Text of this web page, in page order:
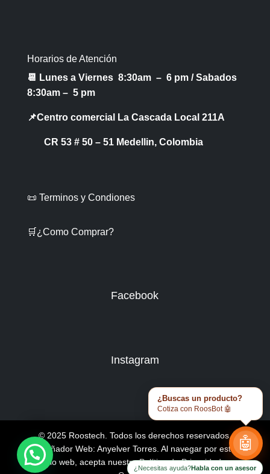
Horarios de Atención
📆 Lunes a Viernes 8:30am – 6 pm /Sabados
8:30am – 5 pm
📌Centro comercial La Cascada Local 211A
CR 53 # 50 – 51 Medellin, Colombia
📜 Terminos y Condiones
🛒¿Como Comprar?
Facebook
Instagram
© 2025 Roostech. Todos los derechos reservados.
Diseñador Web: Anyelver Torres. Al navegar por este
sitio web, acepta nuestraPolítica de Privacidad y
¿Buscas un producto?
Cotiza con RoosBot 🤖
🤖
¿Necesitas ayuda?Habla con un asesor